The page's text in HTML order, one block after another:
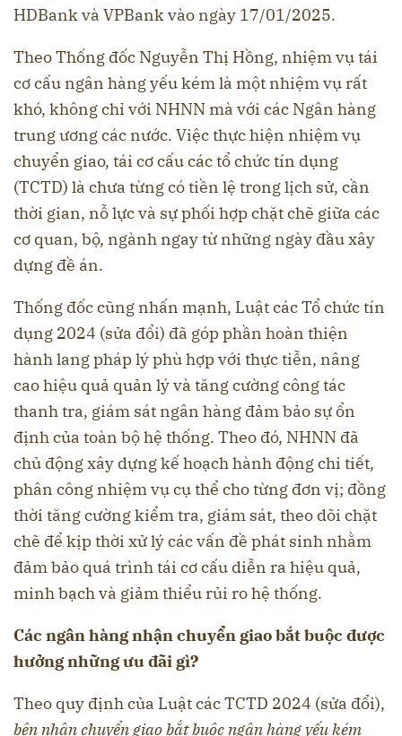
HDBank và VPBank vào ngày 17/01/2025.
Theo Thống đốc Nguyễn Thị Hồng, nhiệm vụ tái
cơ cấu ngân hàng yếu kém là một nhiệm vụ rất
khó, không chỉ với NHNN mà với các Ngân hàng
trung ương các nước. Việc thực hiện nhiệm vụ
chuyển giao, tái cơ cấu các tổ chức tín dụng
(TCTD) là chưa từng có tiền lệ trong lịch sử, cần
thời gian, nỗ lực và sự phối hợp chặt chẽ giữa các
cơ quan, bộ, ngành ngay từ những ngày đầu xây
dựng đề án.
Thống đốc cũng nhấn mạnh, Luật các Tổ chức tín
dụng 2024 (sửa đổi) đã góp phần hoàn thiện
hành lang pháp lý phù hợp với thực tiễn, nâng
cao hiệu quả quản lý và tăng cường công tác
thanh tra, giám sát ngân hàng đảm bảo sự ổn
định của toàn bộ hệ thống. Theo đó, NHNN đã
chủ động xây dựng kế hoạch hành động chi tiết,
phân công nhiệm vụ cụ thể cho từng đơn vị; đồng
thời tăng cường kiểm tra, giám sát, theo dõi chặt
chẽ để kịp thời xử lý các vấn đề phát sinh nhằm
đảm bảo quá trình tái cơ cấu diễn ra hiệu quả,
minh bạch và giảm thiểu rủi ro hệ thống.
Các ngân hàng nhận chuyển giao bắt buộc được
hưởng những ưu đãi gì?
Theo quy định của Luật các TCTD 2024 (sửa đổi),
bên nhận chuyển giao bắt buộc ngân hàng yếu kém